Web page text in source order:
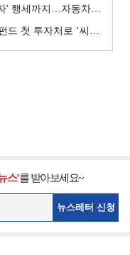
심각 [경상환자 8주룰 도입 초읽기]
기술단’ 낙점 [캐피탈사 돋보기]
스’를 받아보세요~
뉴스레터 신청